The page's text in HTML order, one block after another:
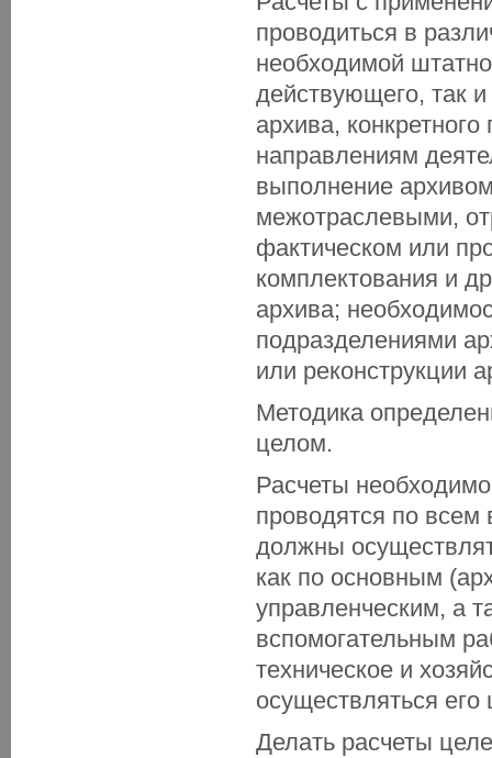
проводиться в
необходимой
действующего, так
архива,
направлениям
выполнение
межотраслевыми,
фактическом или
комплектования и
архива;
подразделениями
или реконструкции
Методика
целом.
Расчеты
проводятся по
должны
как по основным
управленческим, а
вспомогательным
техническое и
осуществляться
Делать расчеты